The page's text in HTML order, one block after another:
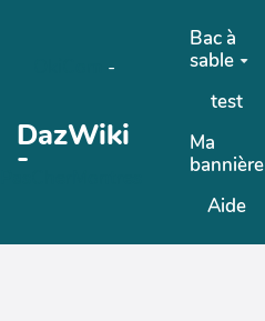
Aller au contenu principal
DazWiki
-
-
Bac à
sable
test
Ma
bannière
Aide